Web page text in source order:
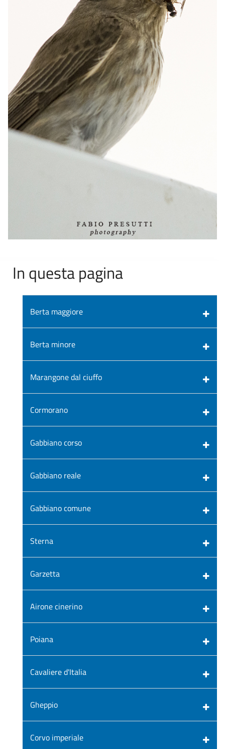
In questa pagina
Berta maggiore
Berta minore
Marangone dal ciuffo
Cormorano
Gabbiano corso
Gabbiano reale
Gabbiano comune
Sterna
Garzetta
Airone cinerino
Poiana
Cavaliere d'Italia
Gheppio
Corvo imperiale